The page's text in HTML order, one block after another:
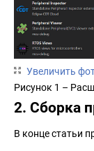
Увеличить
Рисунок 1 –
2. Сборка
В конце статьи